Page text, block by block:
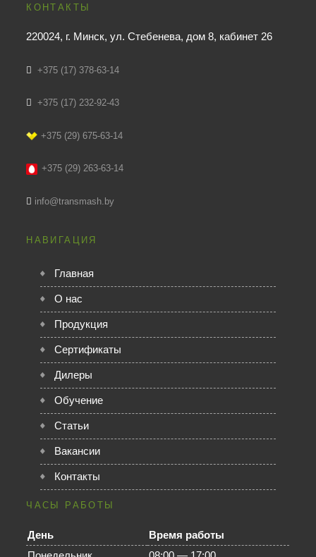
КОНТАКТЫ
220024, г. Минск, ул. Стебенева, дом 8, кабинет 26
+375 (17) 378-63-14
+375 (17) 232-92-43
+375 (29) 675-63-14
+375 (29) 263-63-14
info@transmash.by
НАВИГАЦИЯ
Главная
О нас
Продукция
Сертификаты
Дилеры
Обучение
Статьи
Вакансии
Контакты
ЧАСЫ РАБОТЫ
День
Время работы